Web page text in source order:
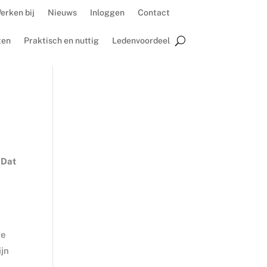
bij Nieuws Inloggen Contact
Praktisch en nuttig Ledenvoordeel